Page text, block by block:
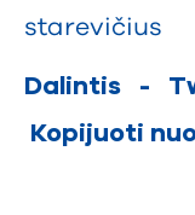
starevičius
Dalintis -
Kopijuoti